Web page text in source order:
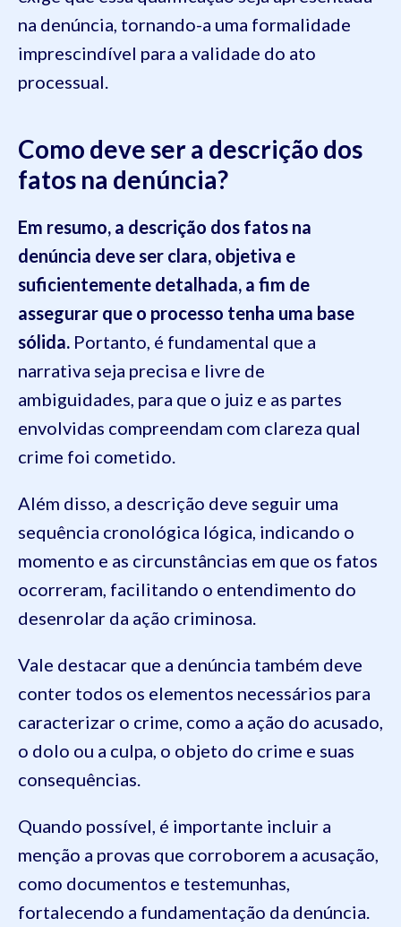
na denúncia, tornando-a uma formalidade
imprescindível para a validade do ato
processual.
Como deve ser a descrição dos
fatos na denúncia?
Em resumo, a descrição dos fatos na
denúncia deve ser clara, objetiva e
suficientemente detalhada, a fim de
assegurar que o processo tenha uma base
sólida. Portanto, é fundamental que a
narrativa seja precisa e livre de
ambiguidades, para que o juiz e as partes
envolvidas compreendam com clareza qual
crime foi cometido.
Além disso, a descrição deve seguir uma
sequência cronológica lógica, indicando o
momento e as circunstâncias em que os fatos
ocorreram, facilitando o entendimento do
desenrolar da ação criminosa.
Vale destacar que a denúncia também deve
conter todos os elementos necessários para
caracterizar o crime, como a ação do acusado,
o dolo ou a culpa, o objeto do crime e suas
consequências.
Quando possível, é importante incluir a
menção a provas que corroborem a acusação,
como documentos e testemunhas,
fortalecendo a fundamentação da denúncia.